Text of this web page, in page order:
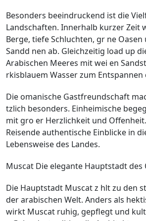
Besonders beeindruckend ist die
Landschaften. Innerhalb kurzer Zeit
Berge, tiefe Schluchten, gr ne
Sandd nen ab. Gleichzeitig load up
Arabischen Meeres mit wei en
rkisblauem Wasser zum Entspannen
Die omanische Gastfreundschaft
tzlich besonders. Einheimische
mit gro er Herzlichkeit und
Reisende authentische Einblicke in
Lebensweise des Landes.
Muscat Die elegante Hauptstadt des
Die Hauptstadt Muscat z hlt zu den
der arabischen Welt. Anders als
wirkt Muscat ruhig, gepflegt und